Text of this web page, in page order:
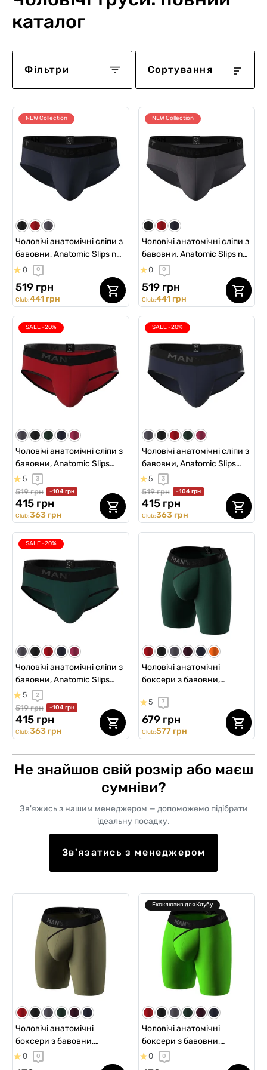
каталог
Фільтри Сортування
NEW Collection
Чоловічі анатомічні сліпи з
бавовни, Anatomic Slips no
fly Black Series, темно-
синій
0 0
519 грн
Club:441 грн
NEW Collection
Чоловічі анатомічні сліпи з
бавовни, Anatomic Slips no
fly Black Series, графітовий
0 0
519 грн
Club:441 грн
SALE -20%
Чоловічі анатомічні сліпи з
бавовни, Anatomic Slips
Black Series, червоний
5 3
519 грн -104 грн
415 грн
Club:363 грн
SALE -20%
Чоловічі анатомічні сліпи з
бавовни, Anatomic Slips
Black Series, темно-синій
5 3
519 грн -104 грн
415 грн
Club:363 грн
SALE -20%
Чоловічі анатомічні сліпи з
бавовни, Anatomic Slips
Black Series, темно-
зелений
5 2
519 грн -104 грн
415 грн
Club:363 грн
Чоловічі анатомічні
боксери з бавовни,
Series, темно-зелений
5 7
679 грн
Club:577 грн
Не знайшов свій розмір або маєш
сумніви?
Зв'яжись з нашим менеджером — допоможемо підібрати
ідеальну посадку.
Зв'язатись з менеджером
Чоловічі анатомічні
боксери з бавовни,
Anatomic Long 2.0, Black
Series, світлий хакі
0 0
Ексклюзив для Клубу
Чоловічі анатомічні
боксери з бавовни,
Anatomic Long 2.0, Black
Series, салатовий
0 0